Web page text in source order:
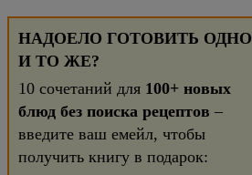
НАДОЕЛО ГОТОВИТЬ ОДНО
И ТО ЖЕ?
10 сочетаний для 100+ новых
блюд без поиска рецептов –
введите ваш емейл, чтобы
получить книгу в подарок: